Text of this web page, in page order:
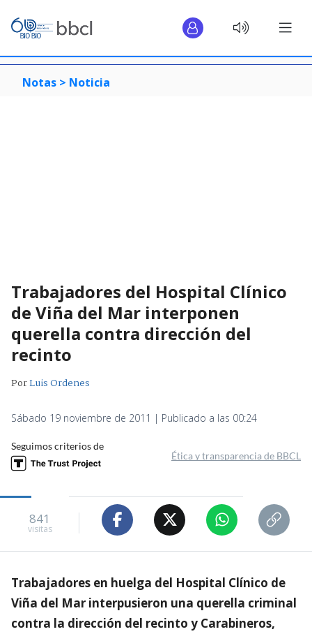
Notas > Noticia
Trabajadores del Hospital Clínico
de Viña del Mar interponen
querella contra dirección del
recinto
PorLuis Ordenes
Sábado 19 noviembre de 2011 | Publicado a las 00:24
Seguimos criterios de
Ética y transparencia de BBCL
841
visitas
Trabajadores en huelga del Hospital Clínico de
Viña del Mar interpusieron una querella criminal
contra la dirección del recinto y Carabineros,